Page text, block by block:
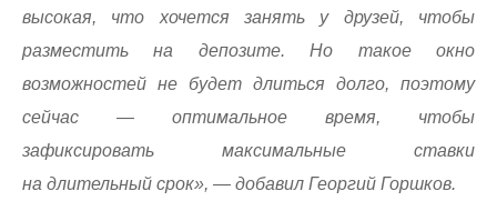
высокая, что хочется занять у друзей, чтобы
разместить на депозите. Но такое окно
возможностей не будет длиться долго, поэтому
сейчас — оптимальное время, чтобы
зафиксировать максимальные ставки
на длительный срок», — добавил Георгий Горшков.